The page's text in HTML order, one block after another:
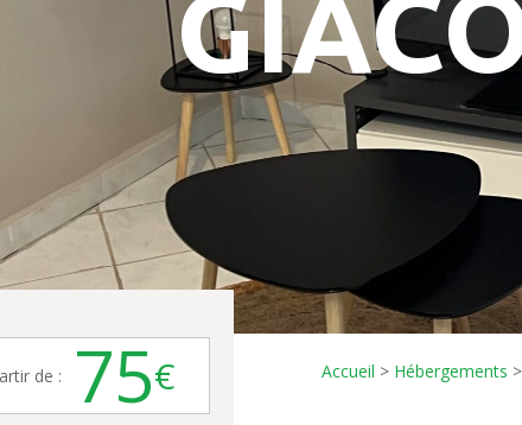
Accueil > Hébergements >
de : 75€